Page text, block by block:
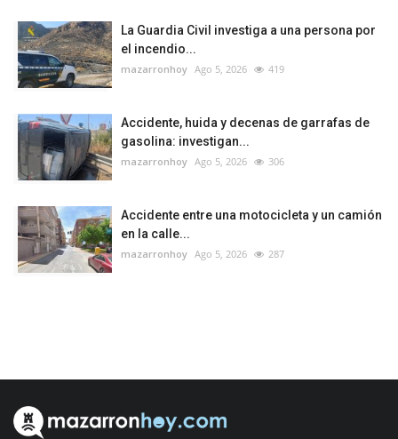
La Guardia Civil investiga a una persona por
el incendio...
mazarronhoy Ago 5, 2026 419
Accidente, huida y decenas de garrafas de
gasolina: investigan...
mazarronhoy Ago 5, 2026 306
Accidente entre una motocicleta y un camión
en la calle...
mazarronhoy Ago 5, 2026 287